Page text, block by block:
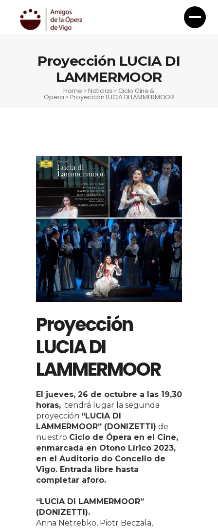
Proyección LUCIA DI
LAMMERMOOR
Home >Noticias > Ciclo Cine &
Ópera >Proyección LUCIA DI LAMMERMOOR
Proyección
LUCIA DI
LAMMERMOOR
El jueves, 26 de octubre a las 19,30
horas, tendrá lugar la segunda
proyección “LUCIA DI
LAMMERMOOR” (DONIZETTI) de
nuestro Ciclo de Ópera en el Cine,
enmarcada en Otoño Lírico 2023,
en el Auditorio do Concello de
Vigo. Entrada libre hasta
completar aforo.
“LUCIA DI LAMMERMOOR”
(DONIZETTI).
Anna Netrebko, Piotr Beczala,